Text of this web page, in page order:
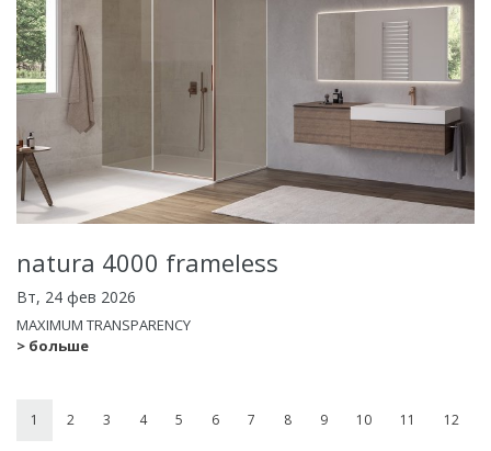
natura 4000 frameless
Вт, 24 фев 2026
MAXIMUM TRANSPARENCY
> больше
1 2 3 4 5 6 7 8 9 10 11 12